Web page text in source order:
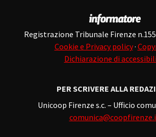
Registrazione Tribunale Firenze
Cookie e Privacy policy·
Dichiarazione di
PER SCRIVERE ALLA
Unicoop Firenze s.c. – Ufficio